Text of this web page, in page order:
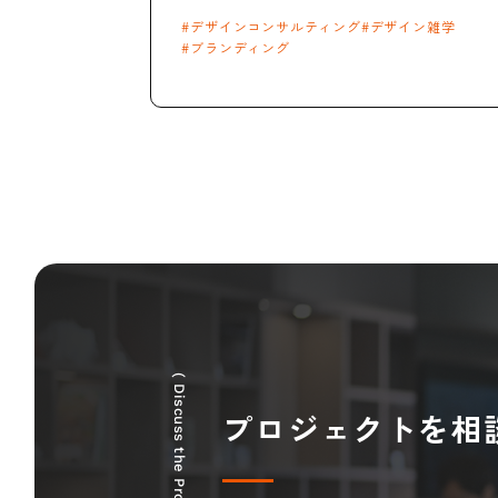
デザインコンサルティング デザイン雑学
ブランディング
( Discuss the Project ) プロジェクトを相